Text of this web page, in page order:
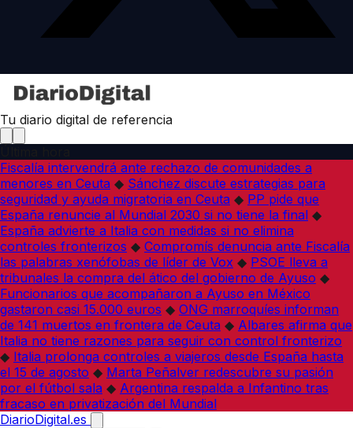
Tu diario digital de referencia
Fiscalía intervendrá ante rechazo de comunidades a
menores en Ceuta ◆ Sánchez discute estrategias para
seguridad y ayuda migratoria en Ceuta ◆ PP pide que
España renuncie al Mundial 2030 si no tiene la final ◆
España advierte a Italia con medidas si no elimina
controles fronterizos ◆ Compromís denuncia ante Fiscalía
las palabras xenófobas de líder de Vox ◆ PSOE lleva a
tribunales la compra del ático del gobierno de Ayuso ◆
Funcionarios que acompañaron a Ayuso en México
gastaron casi 15.000 euros ◆ ONG marroquíes informan
de 141 muertos en frontera de Ceuta ◆ Albares afirma que
Italia no tiene razones para seguir con control fronterizo
◆ Italia prolonga controles a viajeros desde España hasta
el 15 de agosto ◆ Marta Peñalver redescubre su pasión
por el fútbol sala ◆ Argentina respalda a Infantino tras
fracaso en privatización del Mundial
DiarioDigital.es